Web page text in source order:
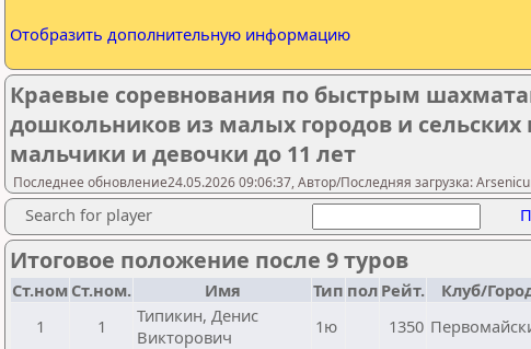
Отобразить дополнительную информацию
Краевые соревнования по быстрым
дошкольников из малых городов и сельских
мальчики и девочки до 11 лет
Последнее обновление24.05.2026 09:06:37, Автор/Последняя загрузка:
Search for player
Итоговое положение после 9 туров
Ст.ном Ст.ном. Имя Тип пол Рейт. Клуб/
1
1
Типикин, Денис
Викторович
1ю 1350